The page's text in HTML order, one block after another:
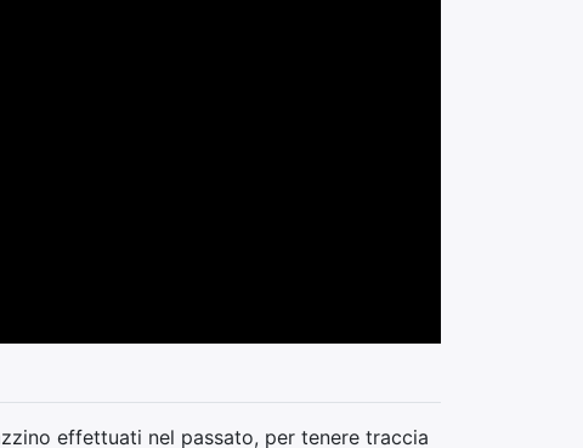
effettuati nel passato, per tenere traccia